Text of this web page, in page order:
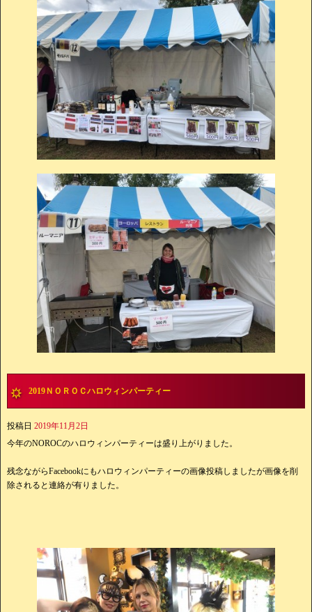
2019ＮＯＲＯＣハロウィンパーティー
投稿日 2019年11月2日
今年のNOROCのハロウィンパーティーは盛り上がりました。
残念ながらFacebookにもハロウィンパーティーの画像投稿しましたが画像を削
除されると連絡が有りました。